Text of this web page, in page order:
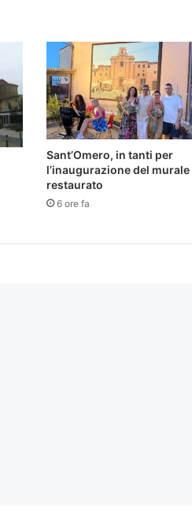
Sant’Omero, in tanti per
l’inaugurazione del murale
restaurato
6 ore fa